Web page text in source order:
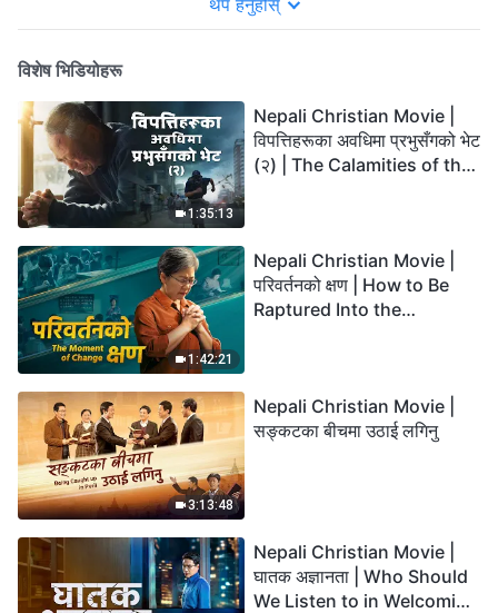
विशेष भिडियोहरू
1:35:13
Nepali Christian Movie |
विपत्तिहरूका अवधिमा प्रभुसँगको भेट
(२) | The Calamities of the
1:42:21
Nepali Christian Movie |
परिवर्तनको क्षण | How to Be
Raptured Into the
3:13:48
Nepali Christian Movie |
सङ्कटका बीचमा उठाई लगिनु
Nepali Christian Movie |
घातक अज्ञानता | Who Should
We Listen to in Welcoming